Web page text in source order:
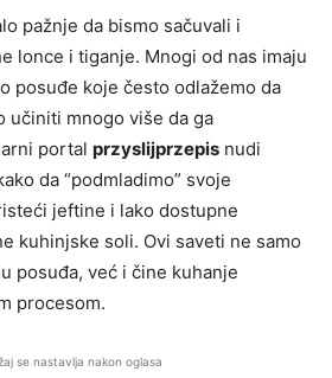
pažnje da bismo sačuvali i
lonce i tiganje. Mnogi od nas imaju
posuđe koje često odlažemo da
učiniti mnogo više da ga
portal przyslijprzepis nudi
da “podmladimo” svoje
jeftine i lako dostupne
kuhinjske soli. Ovi saveti ne samo
posuđa, već i čine kuhanje
procesom.
se nastavlja nakon oglasa